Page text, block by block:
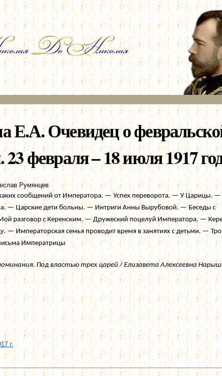
Перейти к
основному
содержанию
Очевидец о
февраля – 18 июля 1917
Румянцев
сообщений от Императора. — Успех переворота. — У Царицы.
— Царские дети больны. — Интриги Анны Вырубовой. — Беседы с
разговор с Керенским. — Дружеский поцелуй Императора. —
— Императорская семья проводит время в занятиях с детьми. —
Императрицы
Под властью трех царей / Елизавета Алексеевна
г.